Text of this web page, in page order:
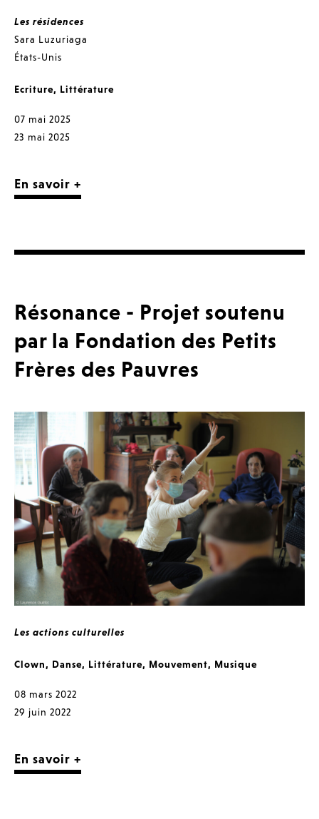
Les résidences
Sara Luzuriaga
États-Unis
Ecriture, Littérature
07 mai 2025
23 mai 2025
En savoir +
Résonance - Projet soutenu
par la Fondation des Petits
Frères des Pauvres
Les actions culturelles
Clown, Danse, Littérature, Mouvement, Musique
08 mars 2022
29 juin 2022
En savoir +